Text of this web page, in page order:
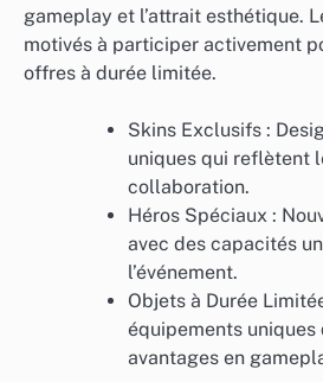
gameplay et l’attrait esthétique.
motivés à participer activement
offres à durée limitée.
Skins Exclusifs :
uniques qui reflètent
collaboration.
Héros Spéciaux :
avec des capacités
l’événement.
Objets à Durée
équipements
avantages en